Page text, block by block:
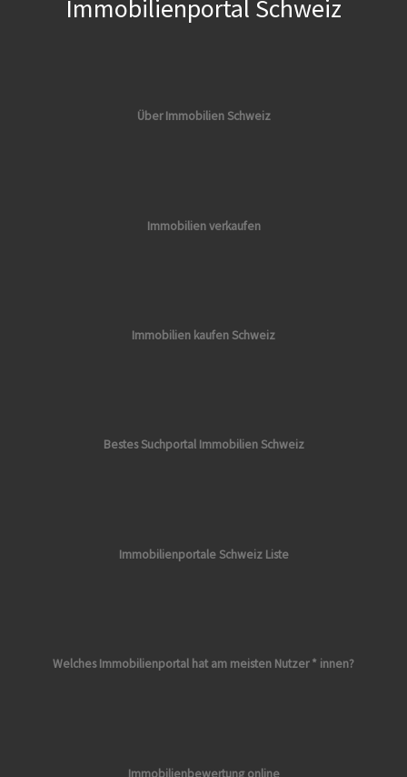
Immobilienportal Schweiz
Über Immobilien Schweiz
Immobilien verkaufen
Immobilien kaufen Schweiz
Bestes Suchportal Immobilien Schweiz
Immobilienportale Schweiz Liste
Welches Immobilienportal hat am meisten Nutzer * innen?
Immobilienbewertung online